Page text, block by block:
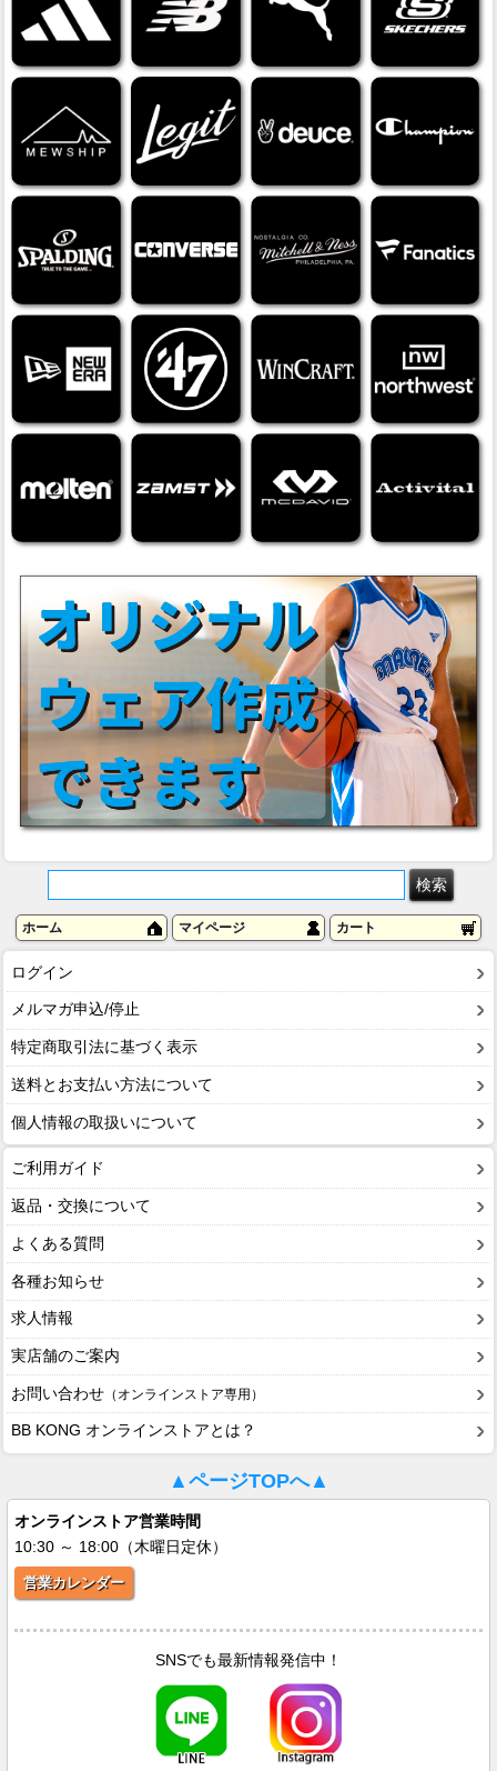
ホーム マイページ カート
ログイン
メルマガ申込/停止
特定商取引法に基づく表示
送料とお支払い方法について
個人情報の取扱いについて
ご利用ガイド
返品・交換について
よくある質問
各種お知らせ
求人情報
実店舗のご案内
お問い合わせ （オンラインストア専用）
BB KONG オンラインストアとは？
▲ページTOPへ▲
オンラインストア営業時間
10:30 ～ 18:00（木曜日定休）
営業カレンダー
SNSでも最新情報発信中！